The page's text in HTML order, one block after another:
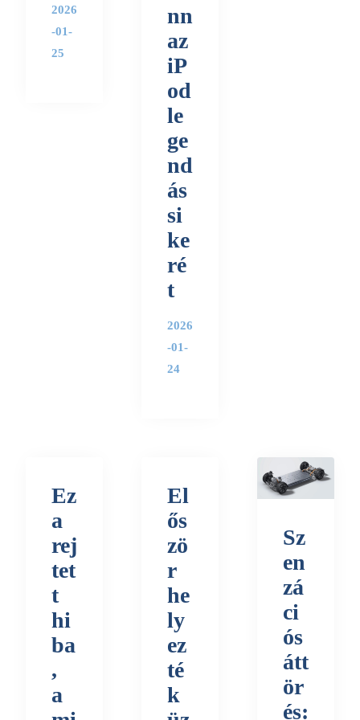
2026
-01-
25
nn
az
iP
od
le
ge
nd
ás
si
ke
ré
t
2026
-01-
24
Ez
a
rej
tet
t
hi
ba
,
a
El
ős
zö
r
he
ly
ez
té
k
Sz
en
zá
ci
ós
átt
ör
és: